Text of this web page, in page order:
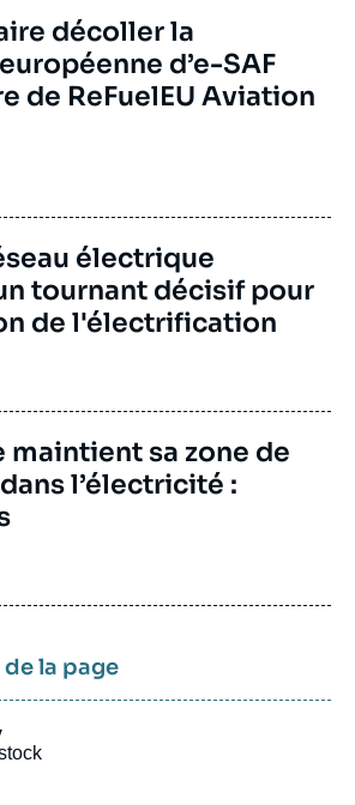
décoller la
d’e-SAF
de ReFuelEU Aviation
électrique
tournant décisif pour
de l'électrification
maintient sa zone de
l’électricité :
la page